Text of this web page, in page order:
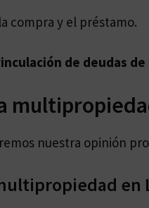
compra y el préstamo.
de deudas de
nuestra opinión
en